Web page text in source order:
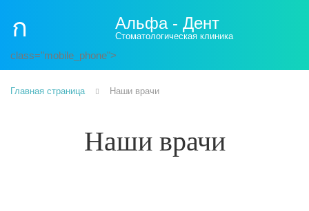
Альфа - Дент
Стоматологическая клиника
class="mobile_phone">
Главная страница Наши врачи
Наши врачи